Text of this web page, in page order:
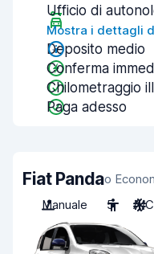
Ufficio di
Mostra i dettagli
Deposito medio
Conferma
Chilometraggio
Paga adesso
Fiat Pandao
Manuale
5 A/C